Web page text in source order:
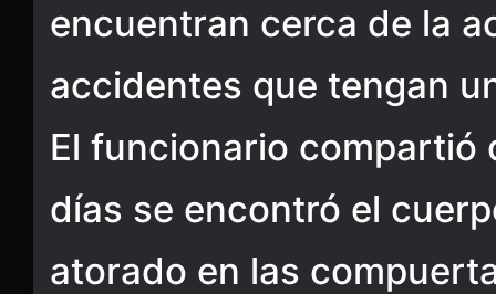
encuentran cerca de la
accidentes que tengan
El funcionario compartió
días se encontró el
atorado en las